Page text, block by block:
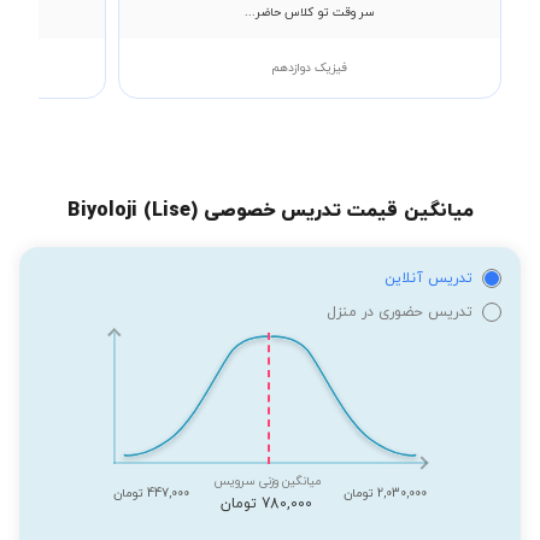
سر وقت تو کلاس حاضر...
فیزیک دوازدهم
میانگین قیمت تدریس خصوصی Biyoloji (Lise)
تدریس آنلاین
تدریس حضوری در منزل
2,030,000 تومان
میانگین وزنی سرویس
780,000 تومان
447,000 تومان